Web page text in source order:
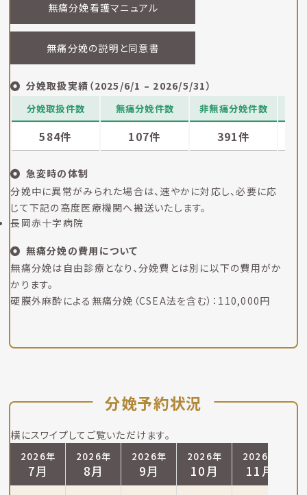
無痛分娩看護マニュアル
無痛分娩の説明と同意書
分娩取扱実績（2025/6/1 – 2026/5/31）
分娩取扱件数
無痛分娩件数 非無痛分娩件数
584件 107件 391件
急変時の体制
分娩中に異常がみられた場合は、速やかに対応し、必要に応
じて下記の高度医療機関へ搬送いたします。
長岡赤十字病院
無痛分娩の費用について
無痛分娩は自由診療となり、分娩費とは別に以下の費用がか
かります。
硬膜外麻酔による無痛分娩（CSEA法を含む）：110,000円
分娩予約状況
横にスワイプしてご覧いただけます。
2026年
7月
2026年
8月
2026年
9月
2026年
10月
2026年
11月